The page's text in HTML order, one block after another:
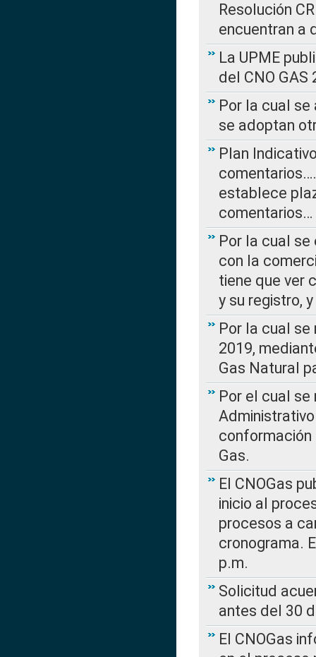
Resolución
encuentran a
La UPME
del CNO
Por la cual
se adoptan
Plan
establece
comentarios…
Por la cual
con la
tiene que ver
y su registro,
Por la cual
2019,
Gas Natural
Por el cual
conformación
Gas.
El CNOGas
inicio al
procesos a
cronograma.
p.m.
Solicitud
antes del 30
El CNOGas